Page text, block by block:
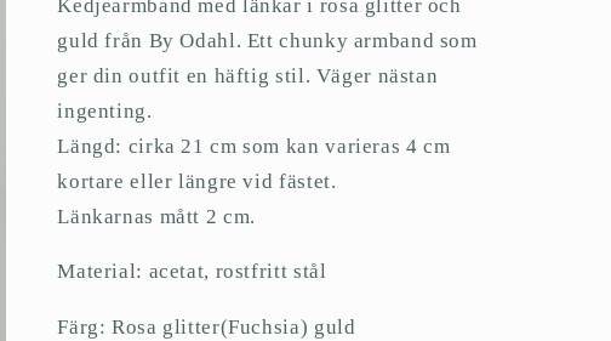
Kedjearmband med länkar i rosa glitter och
guld från By Odahl. Ett chunky armband som
ger din outfit en häftig stil. Väger nästan
ingenting.
Längd: cirka 21 cm som kan varieras 4 cm
kortare eller längre vid fästet.
Länkarnas mått 2 cm.
Material: acetat, rostfritt stål
Färg: Rosa glitter(Fuchsia) guld